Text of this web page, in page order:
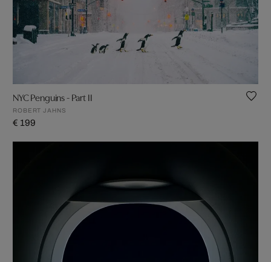
NYC Penguins - Part II
ROBERT JAHNS
€ 199